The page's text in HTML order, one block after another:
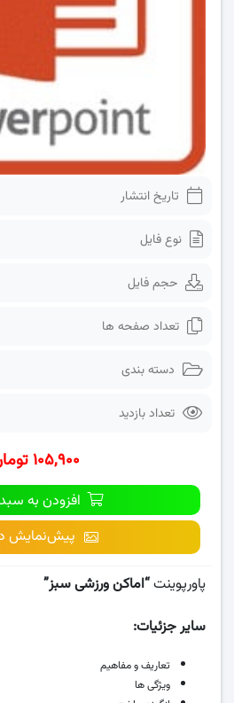
تاریخ انتشار
نوع فایل
حجم فایل
تعداد صفحه ها
دسته بندی
تعداد بازدید
۱۰۵,۹۰۰ تومان
افزودن به
پیش‌نمایش
پاورپوینت“اماکن ورزشی سبز”
سایر جزئیات:
تعاریف و مفاهیم
ویژگی ها